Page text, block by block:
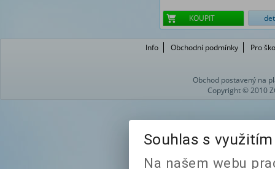
KOUPIT
Info Obchodní podmínky Pro
Obchod postavený na
Copyright © 2010
Souhlas s
Na našem webu